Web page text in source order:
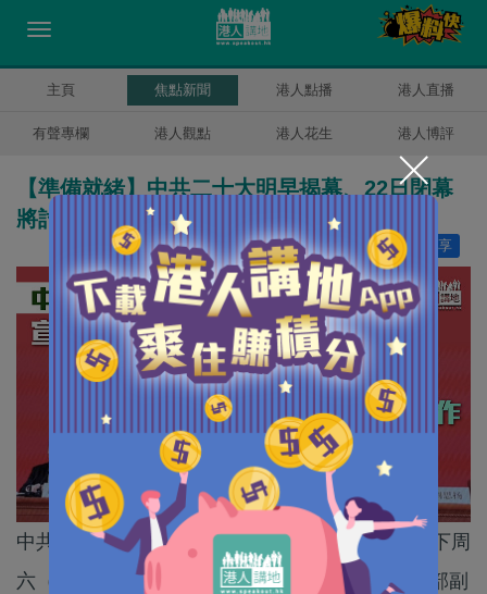
主頁 焦點新聞 港人點播 港人直播
有聲專欄 港人觀點 港人花生 港人博評
【準備就緒】中共二十大明早揭幕、22日閉幕
將討論修訂黨章工作
分享
讚好 4
中共二十大將於周日（16日）早上10時揭幕，到下周
六（22日）閉幕。二十大新聞發言人、中央宣傳部副